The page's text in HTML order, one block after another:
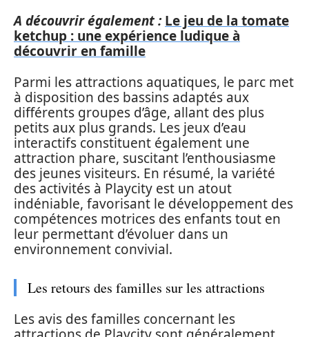
A découvrir également : Le jeu de la tomate
ketchup : une expérience ludique à
découvrir en famille
Parmi les attractions aquatiques, le parc met
à disposition des bassins adaptés aux
différents groupes d’âge, allant des plus
petits aux plus grands. Les jeux d’eau
interactifs constituent également une
attraction phare, suscitant l’enthousiasme
des jeunes visiteurs. En résumé, la variété
des activités à Playcity est un atout
indéniable, favorisant le développement des
compétences motrices des enfants tout en
leur permettant d’évoluer dans un
environnement convivial.
Les retours des familles sur les attractions
Les avis des familles concernant les